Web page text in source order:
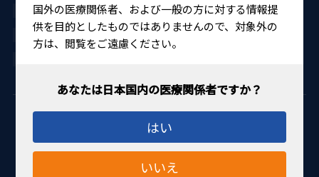
国外の医療関係者、および一般の方に対する情報提
供を目的としたものではありませんので、対象外の
方は、閲覧をご遠慮ください。
はい
いいえ
OCULUS
27B1X00001OCLS01
と共に使用します
BIOM 5c, 5clの位置に連動して作動します。